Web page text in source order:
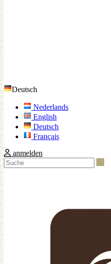
Deutsch
Nederlands
English
Deutsch
Français
anmelden